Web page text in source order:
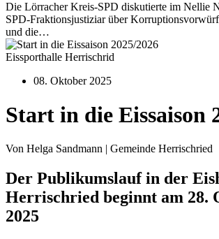
Die Lörracher Kreis-SPD diskutierte im Nellie
SPD-Fraktionsjustiziar über
und die…
Eissporthalle Herrischrid
08. Oktober 2025
Start in die Eissaison
Von Helga Sandmann | Gemeinde Herrischried
Der Publikumslauf in der
Herrischried beginnt am 28.
2025